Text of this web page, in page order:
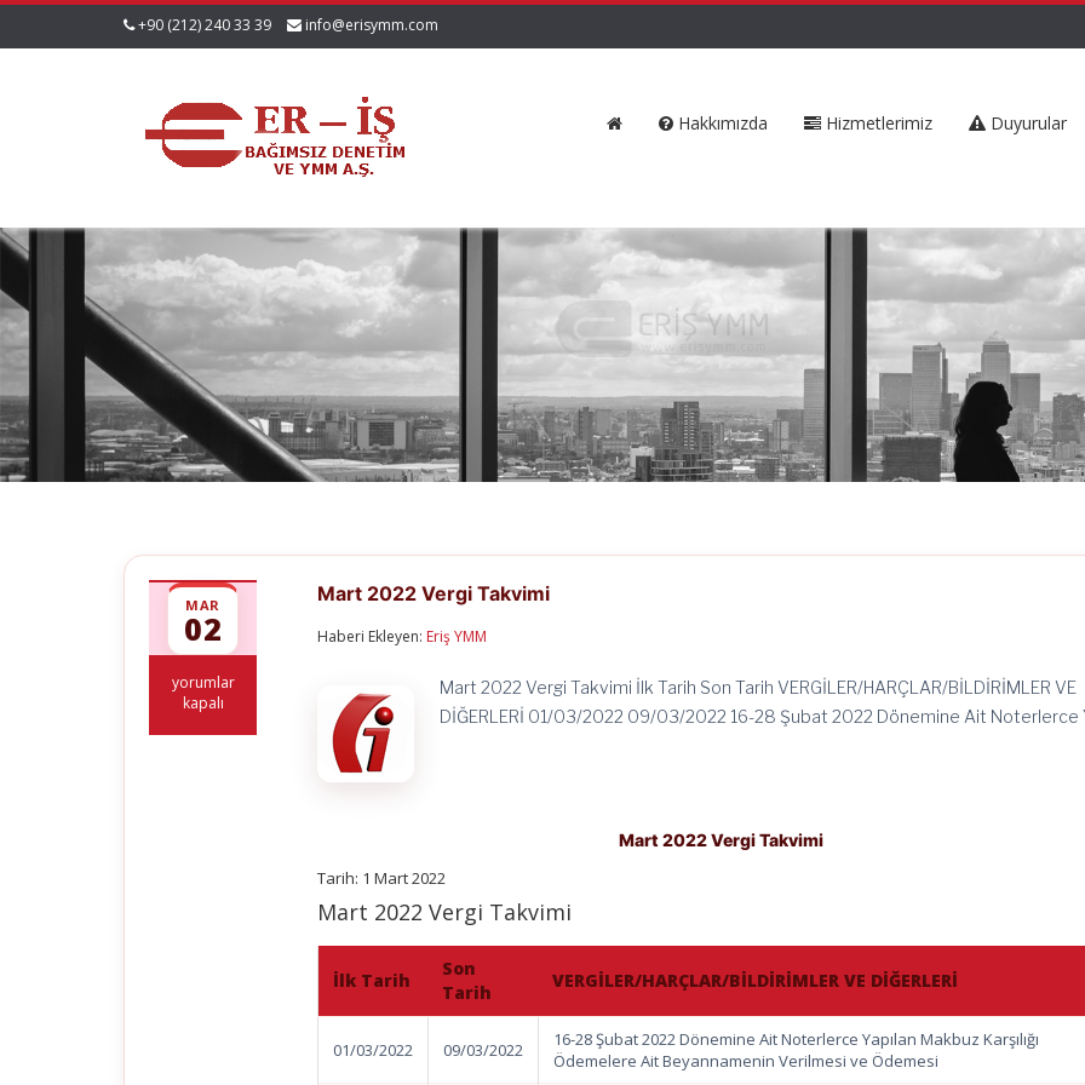
+90 (212) 240 33 39 info@erisymm.com
Hakkımızda Hizmetlerimiz Duyurular
MAR
02
Mart
2022
yorumlar
kapalı
Mart 2022 Vergi Takvimi
Haberi Ekleyen: Eriş YMM
Mart 2022 Vergi Takvimi İlk Tarih Son Tarih VERGİLER/HARÇLAR/BİLDİRİMLER VE
DİĞERLERİ 01/03/2022 09/03/2022 16-28 Şubat 2022 Dönemine Ait Noterlerce
Mart 2022 Vergi Takvimi
Tarih: 1 Mart 2022
Mart 2022 Vergi Takvimi
İlk Tarih
Son
Tarih
VERGİLER/HARÇLAR/BİLDİRİMLER VE DİĞERLERİ
01/03/2022 09/03/2022
16-28 Şubat 2022 Dönemine Ait Noterlerce Yapılan Makbuz Karşılığı
Ödemelere Ait Beyannamenin Verilmesi ve Ödemesi